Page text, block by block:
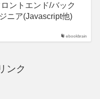
ebookbrain
ントエンド/バック
ニア(Javascript他)
ンク